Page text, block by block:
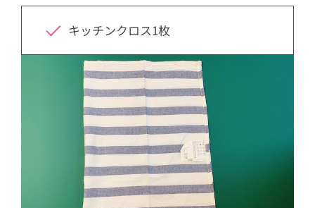
キッチンクロス1枚